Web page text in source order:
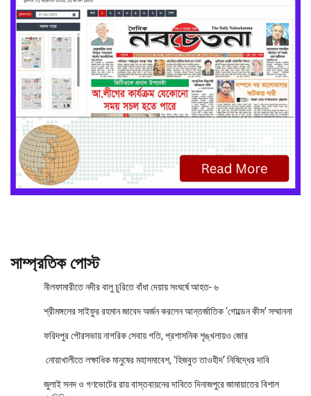
সাম্প্রতিক পোস্ট
নীলফামারীতে নদীর বালু চুরিতে বাঁধা দেয়ায় সংঘর্ষে আহত- ৬
শ্রীমঙ্গলের সাইফুর রহমান জাবেদ অর্জন করলেন আন্তর্জাতিক ‘গোল্ডেন কীস’ সম্মাননা
ফরিদপুর পৌরসভায় নাগরিক সেবায় গতি, প্রশাসনিক শৃঙ্খলায়ও জোর
নোয়াখালীতে লক্ষাধিক মানুষের মহাসমাবেশ, ‘হিজবুত তাওহীদ’ নিষিদ্ধের দাবি
জুলাই সনদ ও গণভোটের রায় বাস্তবায়নের দাবিতে দিনাজপুরে জামায়াতের বিশাল